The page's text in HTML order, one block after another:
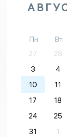
Пн Вт
27
28
3
4
10
11
17
18
24
25
31
1